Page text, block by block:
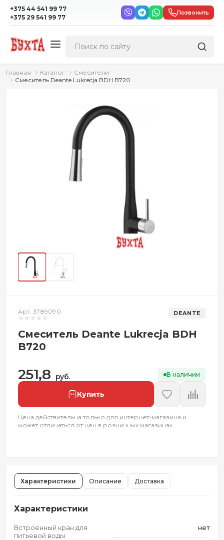
+375 44 541 99 77·
+375 29 541 99 77
Позвонить
Главная Каталог
Смесители
Смеситель Deante Lukrecja BDH B720
Арт. 3789090 DEANTE
Смеситель Deante Lukrecja BDH
B720
251,8 руб. В наличии
Купить
Цена действительна только для интернет-магазина и
может отличаться от цен в розничных магазинах
Характеристики Описание Доставка
Характеристики
Встроенный кран для
питьевой воды
нет